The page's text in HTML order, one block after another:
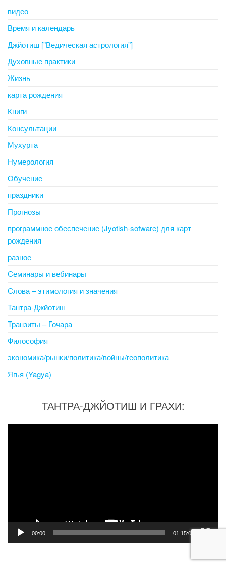
видео
Время и календарь
Джйотиш ["Ведическая астрология"]
Духовные практики
Жизнь
карта рождения
Книги
Консультации
Мухурта
Нумерология
Обучение
праздники
Прогнозы
программное обеспечение (Jyotish-sofware) для карт
рождения
разное
Семинары и вебинары
Слова – этимология и значения
Тантра-Джйотиш
Транзиты – Гочара
Философия
экономика/рынки/политика/войны/геополитика
Ягья (Yagya)
ТАНТРА-ДЖЙОТИШ И ГРАХИ:
00:00 01:15:06